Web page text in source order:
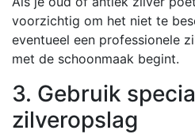
voorzichtig om het niet te
eventueel een professionele
met de schoonmaak begint.
3. Gebruik
zilveropslag